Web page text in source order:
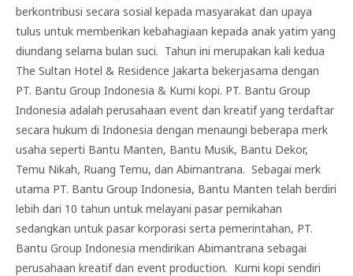
berkontribusi secara sosial kepada masyarakat dan upaya
tulus untuk memberikan kebahagiaan kepada anak yatim yang
diundang selama bulan suci. Tahun ini merupakan kali kedua
The Sultan Hotel & Residence Jakarta bekerjasama dengan
PT. Bantu Group Indonesia & Kumi kopi. PT. Bantu Group
Indonesia adalah perusahaan event dan kreatif yang terdaftar
secara hukum di Indonesia dengan menaungi beberapa merk
usaha seperti Bantu Manten, Bantu Musik, Bantu Dekor,
Temu Nikah, Ruang Temu, dan Abimantrana. Sebagai merk
utama PT. Bantu Group Indonesia, Bantu Manten telah berdiri
lebih dari 10 tahun untuk melayani pasar pernikahan
sedangkan untuk pasar korporasi serta pemerintahan, PT.
Bantu Group Indonesia mendirikan Abimantrana sebagai
perusahaan kreatif dan event production. Kumi kopi sendiri